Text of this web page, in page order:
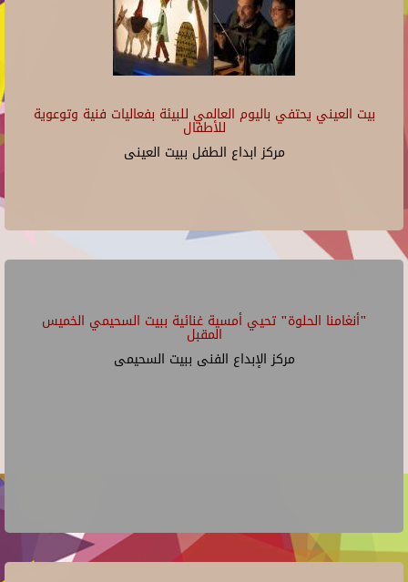
بيت العيني يحتفي باليوم العالمي للبيئة بفعاليات فنية وتوعوية
للأطفال
مركز ابداع الطفل ببيت العينى
"أنغامنا الحلوة" تحيي أمسية غنائية ببيت السحيمي الخميس
المقبل
مركز الإبداع الفنى ببيت السحيمى